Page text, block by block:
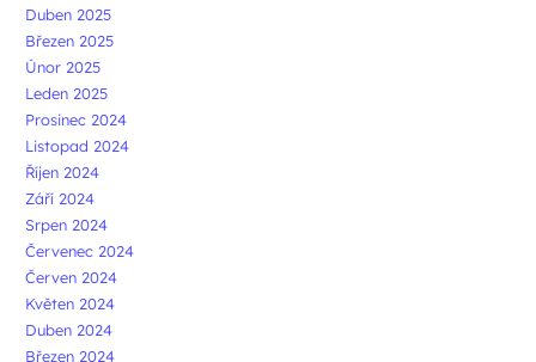
Duben 2025
Březen 2025
Únor 2025
Leden 2025
Prosinec 2024
Listopad 2024
Říjen 2024
Září 2024
Srpen 2024
Červenec 2024
Červen 2024
Květen 2024
Duben 2024
Březen 2024